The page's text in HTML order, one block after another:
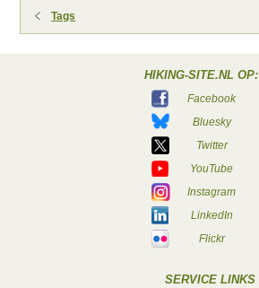
Tags
HIKING-SITE.NL OP:
Facebook
Bluesky
Twitter
YouTube
Instagram
LinkedIn
Flickr
SERVICE LINKS